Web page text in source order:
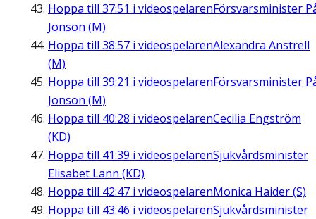
Hoppa till 37:51 i videospelarenFörsvarsminister
Jonson (M)
Hoppa till 38:57 i videospelarenAlexandra Anstrell
(M)
Hoppa till 39:21 i videospelarenFörsvarsminister
Jonson (M)
Hoppa till 40:28 i videospelarenCecilia Engström
(KD)
Hoppa till 41:39 i videospelarenSjukvårdsminister
Elisabet Lann (KD)
Hoppa till 42:47 i videospelarenMonica Haider (S)
Hoppa till 43:46 i videospelarenSjukvårdsminister